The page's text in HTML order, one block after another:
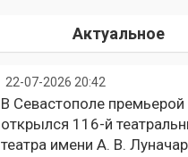
Актуальное
22-07-2026 20:42
В Севастополе премьерой
открылся 116-й
театра имени А. В.